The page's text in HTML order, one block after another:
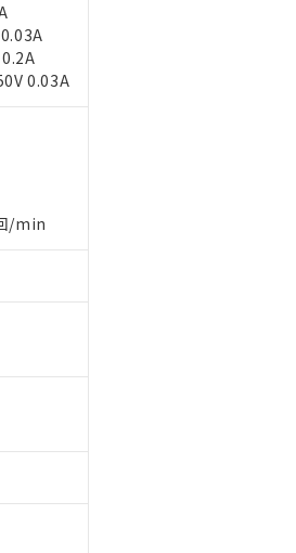
0.03A
/min
び標準価格(税抜)を提供させていただ
商品もあることをご了承ください。
での社内データに基づき作成されるも
なる場合があることをご了承くださ
様担当のオムロン制御機器販売店・
洩または開示しないようお願いしま
いて、当社および当社の共同利用者
な範囲で利用することをご了承くだ
供可能な商品です。
える予定のある商品です。
対応品を出す予定はありません。
中または確認中の商品です。
した場合などやむを得ず変更すること
ています。
す。
示します。
を示します。
臭化ジフェニルエーテル類) : 1000ppm、
タル酸ブチルベンジル) : 1000ppm、
に深刻な影響を及ぼさない年数を意
定める商品（以下｢規制貨物等」とい
許可(または役務取引許可)を取得する
に輸出されないよう必要な手段を講じ
はその他武器並びにこれらの製造装
3の内容を当該第三者に通知します。
おそれがある場合は、取り引きをい
またはお客様担当のオムロン制御